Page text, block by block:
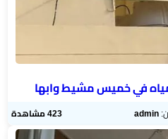
في خميس مشيط وابها
admin 423 مشاهدة